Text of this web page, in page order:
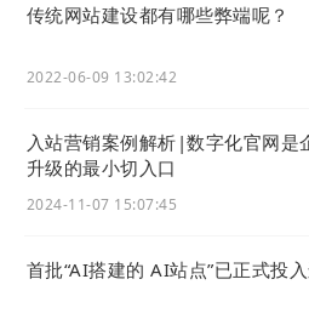
传统网站建设都有哪些弊端呢？
2022-06-09 13:02:42
入站营销案例解析|数字化官网是
升级的最小切入口
2024-11-07 15:07:45
首批“AI搭建的 AI站点”已正式投